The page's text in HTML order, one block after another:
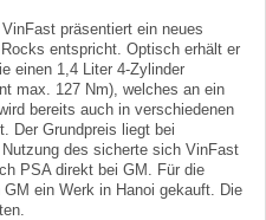
präsentiert ein neues
entspricht. Optisch erhält er
einen 1,4 Liter 4-Zylinder
max. 127 Nm), welches an ein
bereits auch in verschiedenen
Der Grundpreis liegt bei
des sicherte sich VinFast
PSA direkt bei GM. Für die
ein Werk in Hanoi gekauft. Die